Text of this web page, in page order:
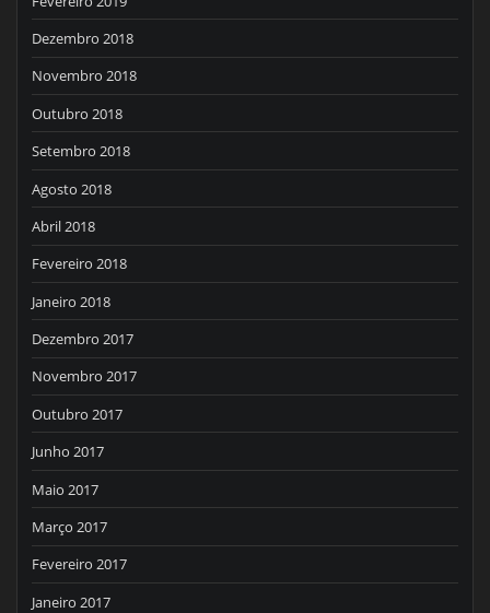
Dezembro 2018
Novembro 2018
Outubro 2018
Setembro 2018
Agosto 2018
Abril 2018
Fevereiro 2018
Janeiro 2018
Dezembro 2017
Novembro 2017
Outubro 2017
Junho 2017
Maio 2017
Março 2017
Fevereiro 2017
Janeiro 2017